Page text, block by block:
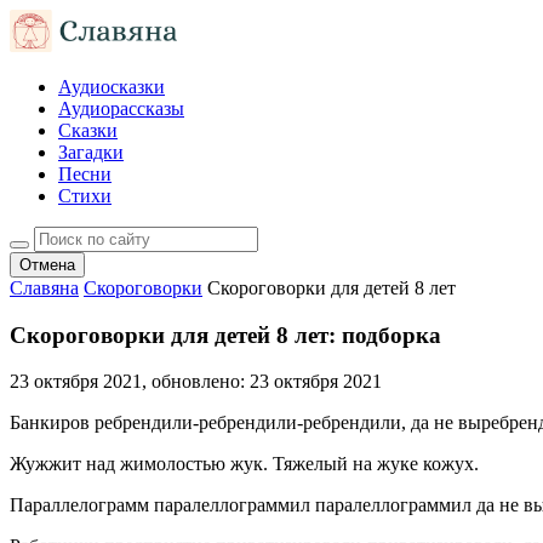
Аудиосказки
Аудиорассказы
Сказки
Загадки
Песни
Стихи
Отмена
Славяна Скороговорки Скороговорки для детей 8 лет
Скороговорки для детей 8 лет: подборка
23 октября 2021, обновлено: 23 октября 2021
Банкиров ребрендили-ребрендили-ребрендили, да не
Жужжит над жимолостью жук. Тяжелый на жуке кожух.
Параллелограмм паралеллограммил паралеллограммил да не